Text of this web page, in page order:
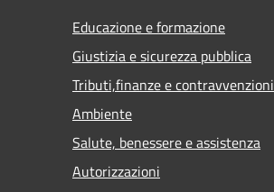
Educazione e formazione
Giustizia e sicurezza pubblica
Tributi,finanze e contravvenzioni
Ambiente
Salute, benessere e assistenza
Autorizzazioni